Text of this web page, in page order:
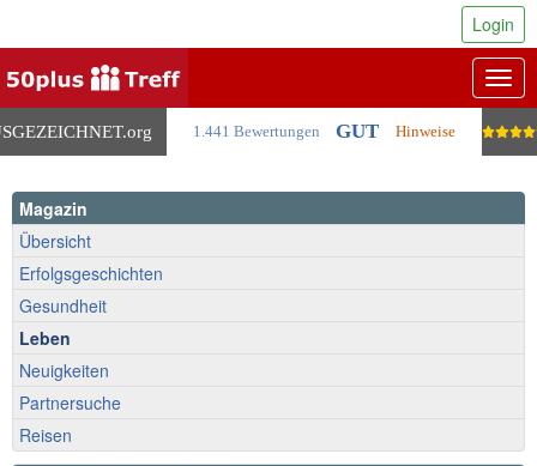
.org 1.441 Bewertungen GUT Hinweise
Login
Magazin
Übersicht
Erfolgsgeschichten
Gesundheit
Leben
Neuigkeiten
Partnersuche
Reisen